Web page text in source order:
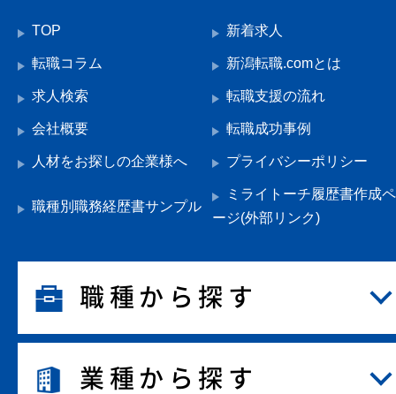
TOP 新着求人
転職コラム 新潟転職.comとは
求人検索 転職支援の流れ
会社概要 転職成功事例
人材をお探しの企業様へ プライバシーポリシー
職種別職務経歴書サンプル
ミライトーチ履歴書作成ペ
ージ(外部リンク)
職種から探す
業種から探す